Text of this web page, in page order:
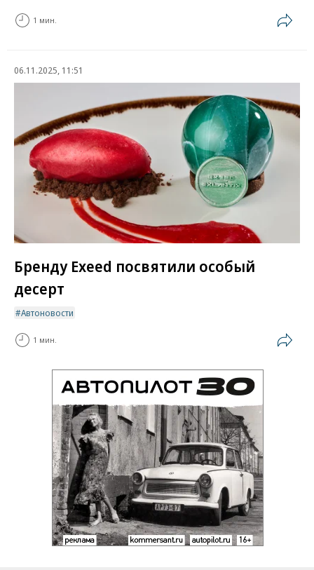
1 мин.
06.11.2025, 11:51
Бренду Exeed посвятили особый
десерт
Автоновости
1 мин.